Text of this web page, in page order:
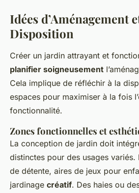
Idées d’Aménagement
Disposition
Créer un jardin attrayant et
planifier soigneusement
Cela implique de réfléchir à la
espaces pour maximiser à la fois
fonctionnalité.
Zones fonctionnelles et
La conception de jardin doit
distinctes pour des usages variés.
de détente, aires de jeux pour
jardinage créatif. Des haies ou